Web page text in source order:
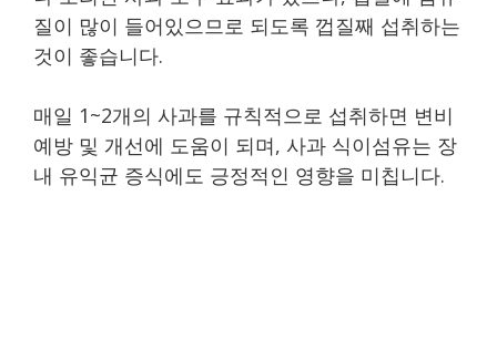
질이 많이 들어있으므로 되도록 껍질째 섭취하는
것이 좋습니다.
매일 1~2개의 사과를 규칙적으로 섭취하면 변비
예방 및 개선에 도움이 되며, 사과 식이섬유는 장
내 유익균 증식에도 긍정적인 영향을 미칩니다.